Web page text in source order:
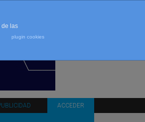
ACCEDER
de las
plugin cookies